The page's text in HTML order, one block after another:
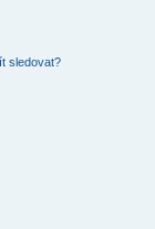
sledovat?